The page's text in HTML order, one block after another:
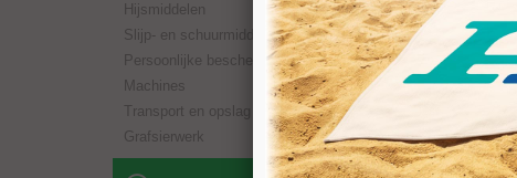
Hijsmiddelen
Slijp- en schuurmiddelen
Persoonlijke bescherming
Machines
Transport en opslag
Grafsierwerk